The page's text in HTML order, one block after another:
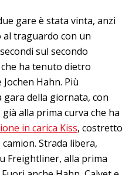
gare è stata vinta, anzi
al traguardo con un
sul secondo
che ha tenuto dietro
Hahn. Più
gara della giornata, con
alla prima curva che ha
in carica Kiss, costretto
Strada libera,
Freightliner, alla prima